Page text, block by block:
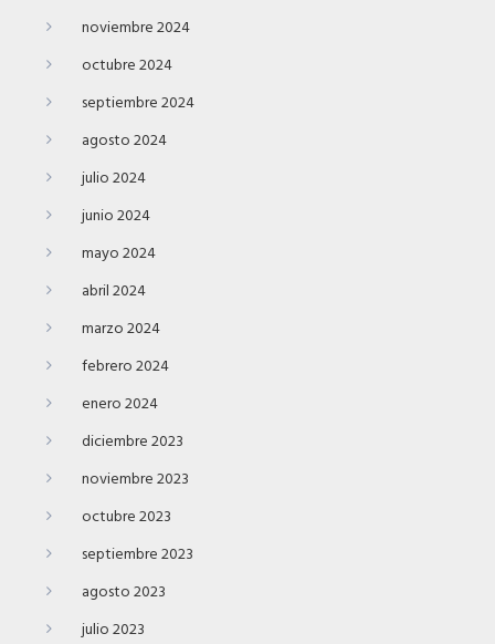
noviembre 2024
octubre 2024
septiembre 2024
agosto 2024
julio 2024
junio 2024
mayo 2024
abril 2024
marzo 2024
febrero 2024
enero 2024
diciembre 2023
noviembre 2023
octubre 2023
septiembre 2023
agosto 2023
julio 2023